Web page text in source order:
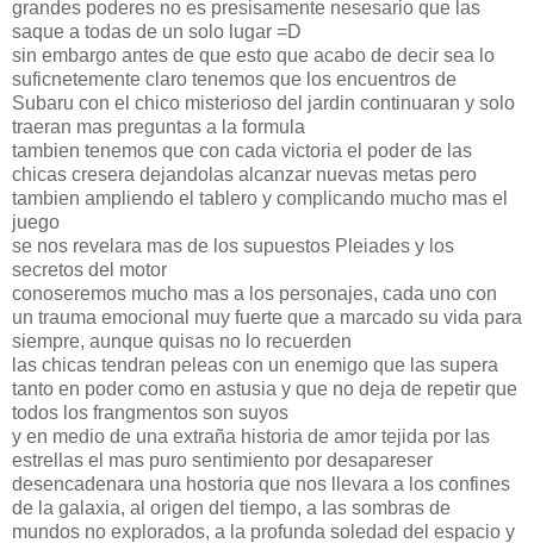
grandes poderes no es presisamente nesesario que las
saque a todas de un solo lugar =D
sin embargo antes de que esto que acabo de decir sea lo
suficnetemente claro tenemos que los encuentros de
Subaru con el chico misterioso del jardin continuaran y solo
traeran mas preguntas a la formula
tambien tenemos que con cada victoria el poder de las
chicas cresera dejandolas alcanzar nuevas metas pero
tambien ampliendo el tablero y complicando mucho mas el
juego
se nos revelara mas de los supuestos Pleiades y los
secretos del motor
conoseremos mucho mas a los personajes, cada uno con
un trauma emocional muy fuerte que a marcado su vida para
siempre, aunque quisas no lo recuerden
las chicas tendran peleas con un enemigo que las supera
tanto en poder como en astusia y que no deja de repetir que
todos los frangmentos son suyos
y en medio de una extraña historia de amor tejida por las
estrellas el mas puro sentimiento por desapareser
desencadenara una hostoria que nos llevara a los confines
de la galaxia, al origen del tiempo, a las sombras de
mundos no explorados, a la profunda soledad del espacio y